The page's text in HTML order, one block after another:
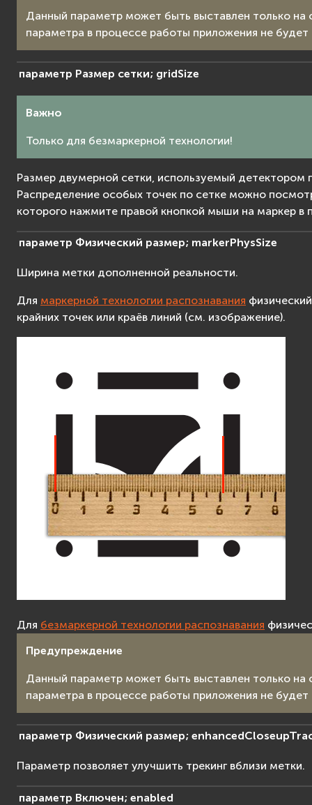
Данный параметр может быть выставлен только на
параметра в процессе работы приложения не будет
параметр Размер сетки; gridSize
Важно
Только для безмаркерной технологии!
Размер двумерной сетки, используемый детектором
Распределение особых точек по сетке можно
которого нажмите правой кнопкой мыши на маркер в
параметр Физический размер; markerPhysSize
Ширина метки дополненной реальности.
Для маркерной технологии распознавания
крайних точек или краёв линий (см. изображение).
Для безмаркерной технологии распознавания
Предупреждение
Данный параметр может быть выставлен только на
параметра в процессе работы приложения не будет
параметр Физический размер;
Параметр позволяет улучшить трекинг вблизи метки.
параметр Включен; enabled